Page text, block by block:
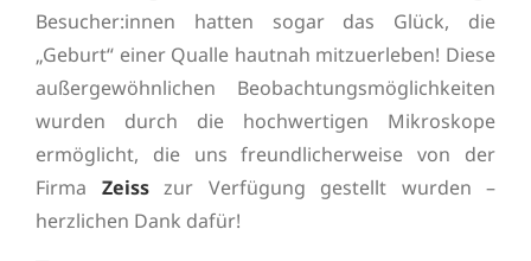
Besucher:innen hatten sogar das Glück, die
„Geburt“ einer Qualle hautnah mitzuerleben! Diese
außergewöhnlichen Beobachtungsmöglichkeiten
wurden durch die hochwertigen Mikroskope
ermöglicht, die uns freundlicherweise von der
Firma Zeiss zur Verfügung gestellt wurden –
herzlichen Dank dafür!